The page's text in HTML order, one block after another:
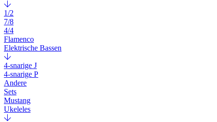
1/2
7/8
4/4
Flamenco
Elektrische Bassen
4-snarige J
4-snarige P
Andere
Sets
Mustang
Ukeleles